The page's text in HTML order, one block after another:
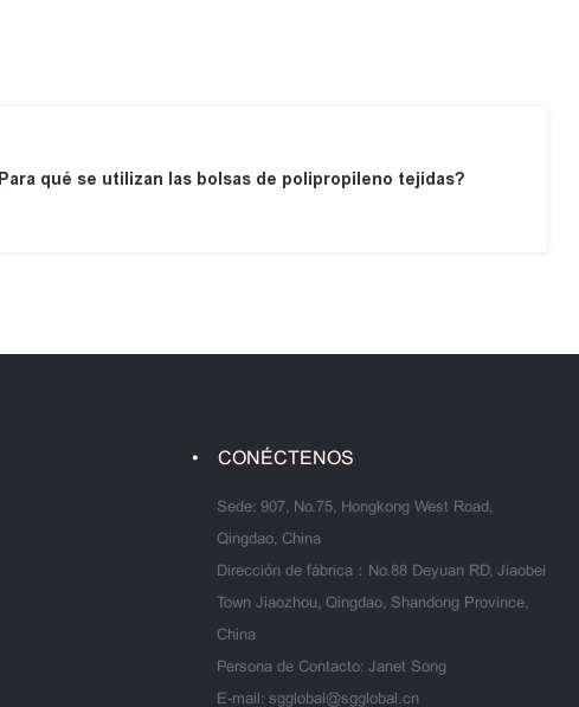
Para qué se utilizan las bolsas de polipropileno tejidas?
CONÉCTENOS
Sede: 907, No.75, Hongkong West Road,
Qingdao, China
Dirección de fábrica：No.88 Deyuan RD, Jiaobei
Town Jiaozhou, Qingdao, Shandong Province,
China
Persona de Contacto: Janet Song
E-mail: sgglobal@sgglobal.cn